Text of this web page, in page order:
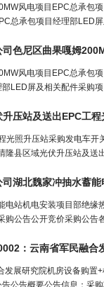
风电项目EPC总承包
总承包项目经理部LED
色尼区曲果嘎姆
风电项目EPC总承包
LED屏及相关配件采购
压站及送出EPC工
光照升压站采购发电车
县区域光伏升压站及
司湖北魏家冲抽水蓄能
站机电安装项目部绝
公告公开竞价采购公告
展研究院机房设备购
公告概要公告信息：采